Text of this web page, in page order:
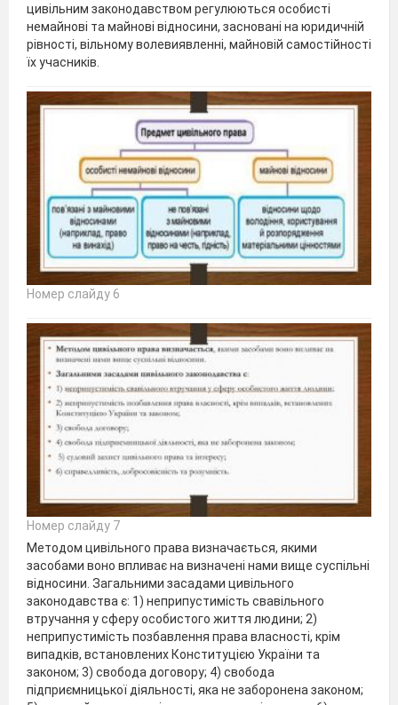
цивільним законодавством регулюються особисті
немайнові та майнові відносини, засновані на юридичній
рівності, вільному волевиявленні, майновій самостійності
їх учасників.
Номер слайду 6
Номер слайду 7
Методом цивільного права визначається, якими
засобами воно впливає на визначені нами вище суспільні
відносини. Загальними засадами цивільного
законодавства є: 1) неприпустимість свавільного
втручання у сферу особистого життя людини; 2)
неприпустимість позбавлення права власності, крім
випадків, встановлених Конституцією України та
законом; 3) свобода договору; 4) свобода
підприємницької діяльності, яка не заборонена законом;